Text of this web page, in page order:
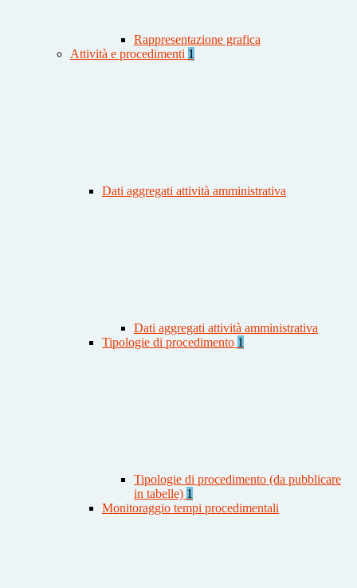
Rappresentazione grafica
Attività e procedimenti 1
Dati aggregati attività amministrativa
Dati aggregati attività amministrativa
Tipologie di procedimento 1
Tipologie di procedimento (da pubblicare
in tabelle) 1
Monitoraggio tempi procedimentali